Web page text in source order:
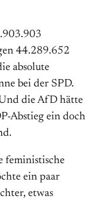
44.289.652
absolute
bei der SPD.
die AfD hätte
Abstieg ein doch
feministische
ein paar
etwas